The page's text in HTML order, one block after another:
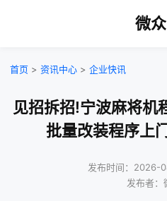
微
首页 > 资讯中心 > 企业快讯
见招拆招!宁波麻将机
批量改装程序上
发布时间：2026-
发布者：